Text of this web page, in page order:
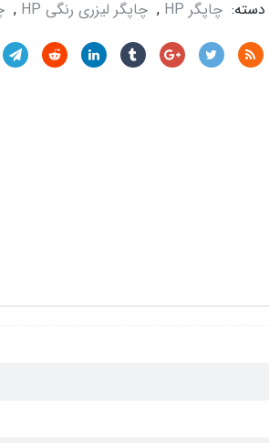
دسته: چاپگر HP , چاپگر لیزری رنگی HP ,